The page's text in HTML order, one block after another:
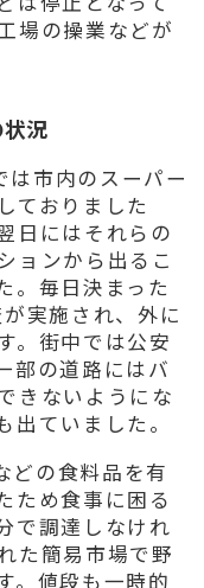
場の操業などが
況
は市内のスーパー
ておりました
日にはそれらの
ョンから出るこ
。毎日決まった
が実施され、外に
。街中では公安
部の道路にはバ
きないようにな
出ていました。
どの食料品を有
ため食事に困る
で調達しなけれ
た簡易市場で野
。値段も一時的